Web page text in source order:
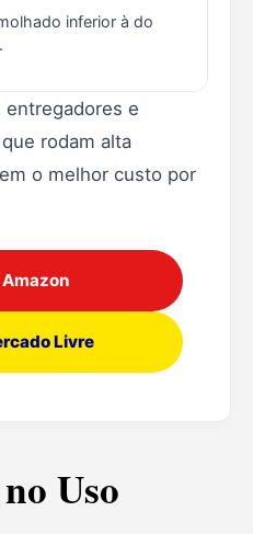
inferior à do
entregadores e
rodam alta
o melhor custo por
Livre
Uso